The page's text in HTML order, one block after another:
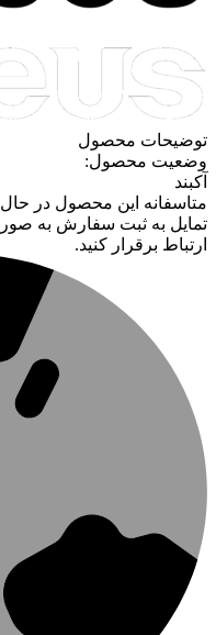
توضیحات محصول
وضعیت محصول:
آکبند
متاسفانه این محصول در
تمایل به ثبت سفارش به
ارتباط برقرار کنید.